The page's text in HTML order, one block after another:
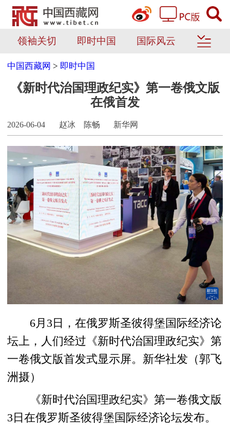
领袖关切 即时中国 国际风云
中国西藏网 > 即时中国
《新时代治国理政纪实》第一卷俄文版
在俄首发
2026-06-04 赵冰 陈畅 新华网
6月3日，在俄罗斯圣彼得堡国际经济论
坛上，人们经过《新时代治国理政纪实》第
一卷俄文版首发式显示屏。新华社发（郭飞
洲摄）
《新时代治国理政纪实》第一卷俄文版
3日在俄罗斯圣彼得堡国际经济论坛发布。